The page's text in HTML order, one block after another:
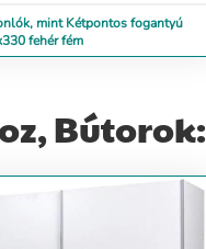
mint Kétpontos fogantyú
fehér fém
Bútorok: